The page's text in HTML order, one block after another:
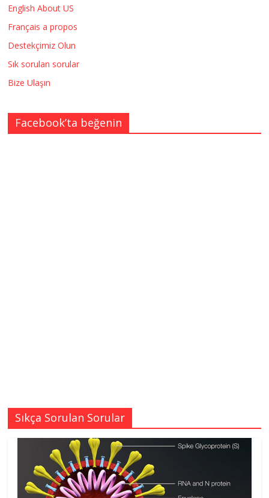
English About US
Français a propos
Destekçimiz Olun
Sık sorulan sorular
Bize Ulaşın
Facebook’ta beğenin
Sıkça Sorulan Sorular